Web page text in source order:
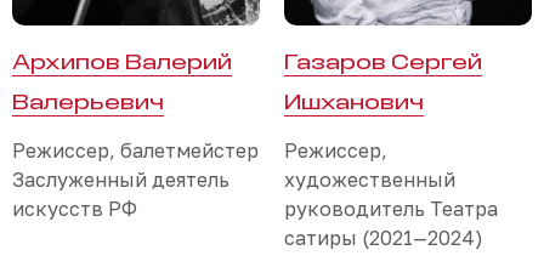
Архипов Валерий
Валерьевич
Режиссер, балетмейстер
Заслуженный деятель
искусств РФ
Газаров Сергей
Ишханович
Режиссер,
художественный
руководитель Театра
сатиры (2021—2024)